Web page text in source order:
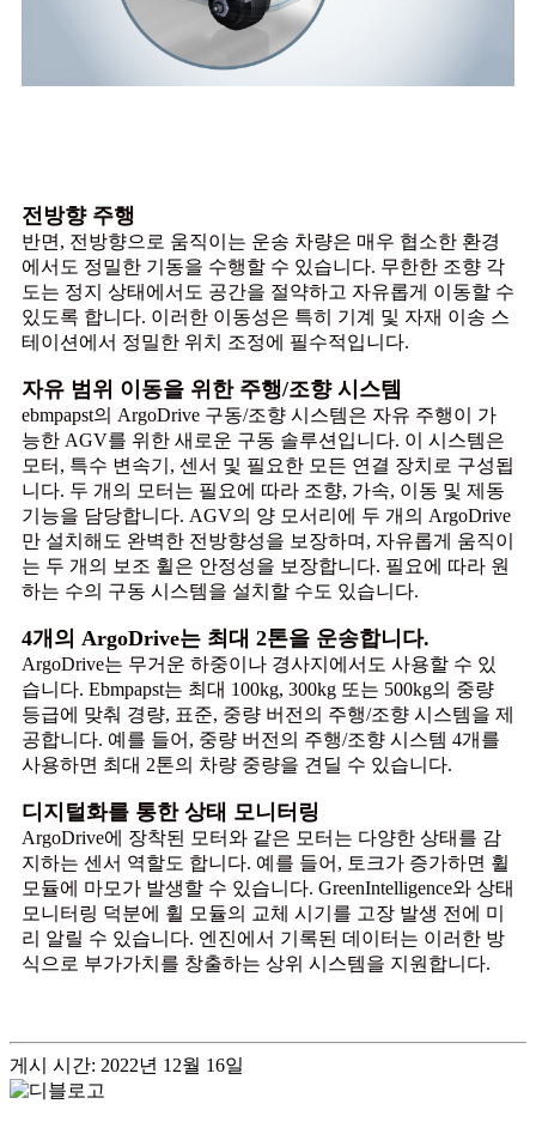
전방향 주행
반면, 전방향으로 움직이는 운송 차량은 매우 협소한 환경
에서도 정밀한 기동을 수행할 수 있습니다. 무한한 조향 각
도는 정지 상태에서도 공간을 절약하고 자유롭게 이동할 수
있도록 합니다. 이러한 이동성은 특히 기계 및 자재 이송 스
테이션에서 정밀한 위치 조정에 필수적입니다.
자유 범위 이동을 위한 주행/조향 시스템
ebmpapst의 ArgoDrive 구동/조향 시스템은 자유 주행이 가
능한 AGV를 위한 새로운 구동 솔루션입니다. 이 시스템은
모터, 특수 변속기, 센서 및 필요한 모든 연결 장치로 구성됩
니다. 두 개의 모터는 필요에 따라 조향, 가속, 이동 및 제동
기능을 담당합니다. AGV의 양 모서리에 두 개의 ArgoDrive
만 설치해도 완벽한 전방향성을 보장하며, 자유롭게 움직이
는 두 개의 보조 휠은 안정성을 보장합니다. 필요에 따라 원
하는 수의 구동 시스템을 설치할 수도 있습니다.
4개의 ArgoDrive는 최대 2톤을 운송합니다.
ArgoDrive는 무거운 하중이나 경사지에서도 사용할 수 있
습니다. Ebmpapst는 최대 100kg, 300kg 또는 500kg의 중량
등급에 맞춰 경량, 표준, 중량 버전의 주행/조향 시스템을 제
공합니다. 예를 들어, 중량 버전의 주행/조향 시스템 4개를
사용하면 최대 2톤의 차량 중량을 견딜 수 있습니다.
디지털화를 통한 상태 모니터링
ArgoDrive에 장착된 모터와 같은 모터는 다양한 상태를 감
지하는 센서 역할도 합니다. 예를 들어, 토크가 증가하면 휠
모듈에 마모가 발생할 수 있습니다. GreenIntelligence와 상태
모니터링 덕분에 휠 모듈의 교체 시기를 고장 발생 전에 미
리 알릴 수 있습니다. 엔진에서 기록된 데이터는 이러한 방
식으로 부가가치를 창출하는 상위 시스템을 지원합니다.
게시 시간: 2022년 12월 16일